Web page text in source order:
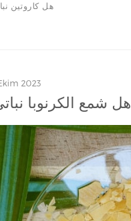
هل كاروتين
2023
هل شمع الكرنوبا